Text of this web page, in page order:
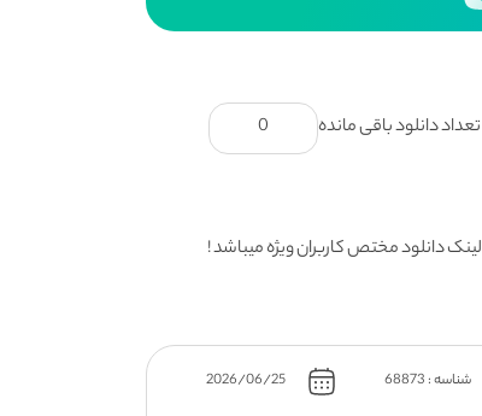
تعداد دانلود باقی مانده 0
لینک دانلود مختص کاربران ویژه میباشد !
شناسه : 68873 2026/06/25